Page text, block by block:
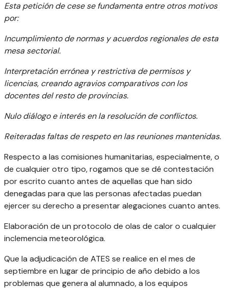
Esta petición de cese se fundamenta entre otros motivos
por:
​Incumplimiento de normas y acuerdos regionales de esta
mesa sectorial.
​Interpretación errónea y restrictiva de permisos y
licencias, creando agravios comparativos con los
docentes del resto de provincias.
​Nulo diálogo e interés en la resolución de conflictos.
​Reiteradas faltas de respeto en las reuniones mantenidas.
Respecto a las comisiones humanitarias, especialmente, o
de cualquier otro tipo, rogamos que se dé contestación
por escrito cuanto antes de aquellas que han sido
denegadas para que las personas afectadas puedan
ejercer su derecho a presentar alegaciones cuanto antes.
Elaboración de un protocolo de olas de calor o cualquier
inclemencia meteorológica.
Que la adjudicación de ATES se realice en el mes de
septiembre en lugar de principio de año debido a los
problemas que genera al alumnado, a los equipos